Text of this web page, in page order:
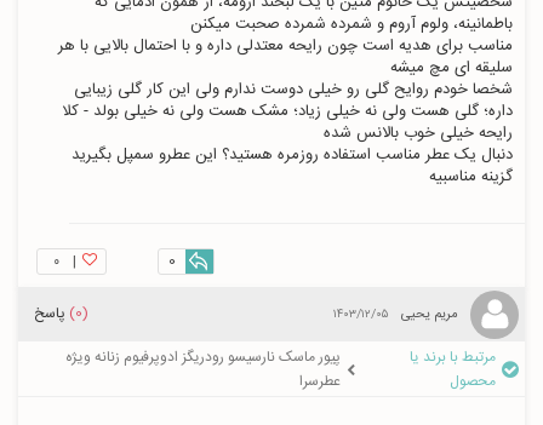
گزینه مناسبیه
| ۰ 0
مریم یحیی ۱۴۰۳/۱۲/۰۵ (0)
پاسخ
مرتبط با برند یا
محصول
پیور ماسک نارسیسو رودریگز ادوپرفیوم زنانه ویژه
عطرسرا